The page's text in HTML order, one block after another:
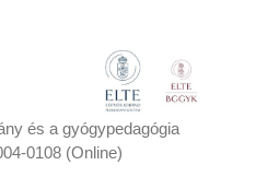
és a gyógypedagógia
0108 (Online)